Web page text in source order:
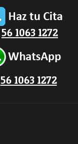
56 1063 1272
56 1063 1272